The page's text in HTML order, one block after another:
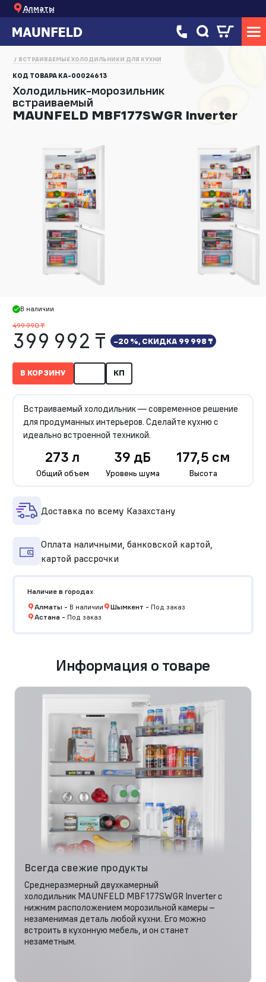
Алматы
ВСТРАИВАЕМЫЕ ХОЛОДИЛЬНИКИ ДЛЯ КУХНИ
КОД ТОВАРА КА-00024613
Холодильник-морозильник
встраиваемый
MAUNFELD MBF177SWGR Inverter
В наличии
399 992 ₸ −20 %, СКИДКА 99 998 ₸
499 990 ₸
В КОРЗИНУ КП
Встраиваемый холодильник — современное решение
для продуманных интерьеров. Сделайте кухню с
идеально встроенной техникой.
273 л
Общий объем
39 дБ
Уровень шума
177,5 см
Высота
Доставка по всему Казахстану
Оплата наличными, банковской картой,
картой рассрочки
Наличие в городах
Алматы- В наличии Шымкент - Под заказ
Астана- Под заказ
Информация о товаре
Всегда свежие продукты
Среднеразмерный двухкамерный
холодильник MAUNFELD MBF177SWGR Inverter с
нижним расположением морозильной камеры –
незаменимая деталь любой кухни. Его можно
встроить в кухонную мебель, и он станет
незаметным.